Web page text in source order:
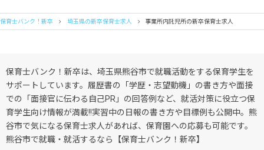
保育士バンク！新卒 埼玉県の新卒保育士求人 事業所内託児所の新卒保育士求人
保育士バンク！新卒は、埼玉県熊谷市で就職活動をする保育学生を
サポートしています。履歴書の「学歴・志望動機」の書き方や面接
での「面接官に伝わる自己PR」の回答例など、就活対策に役立つ保
育学生向け情報が満載!!実習中の日報の書き方や目標例も公開中。熊
谷市で気になる保育士求人があれば、保育園への応募も可能です。
熊谷市で就職・就活するなら【保育士バンク！新卒】